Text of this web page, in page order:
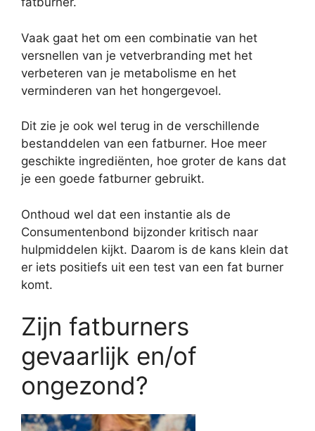
Vaak gaat het om een combinatie van het
versnellen van je vetverbranding met het
verbeteren van je metabolisme en het
verminderen van het hongergevoel.
Dit zie je ook wel terug in de verschillende
bestanddelen van een fatburner. Hoe meer
geschikte ingrediënten, hoe groter de kans dat
je een goede fatburner gebruikt.
Onthoud wel dat een instantie als de
Consumentenbond bijzonder kritisch naar
hulpmiddelen kijkt. Daarom is de kans klein dat
er iets positiefs uit een test van een fat burner
komt.
Zijn fatburners
gevaarlijk en/of
ongezond?